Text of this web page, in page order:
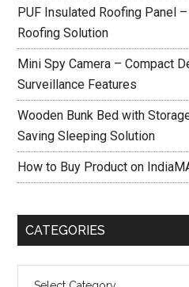
PUF Insulated Roofing Panel
Roofing Solution
Mini Spy Camera – Compact
Surveillance Features
Wooden Bunk Bed with
Saving Sleeping Solution
How to Buy Product on
CATEGORIES